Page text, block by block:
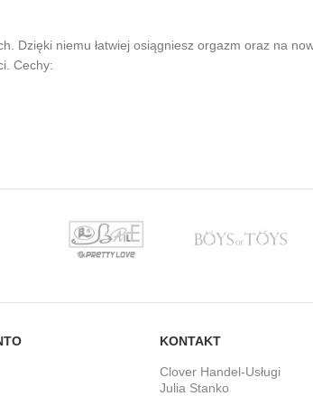
niemu łatwiej osiągniesz orgazm oraz na
Cechy:
KONTAKT
Clover Handel-Usługi
Julia Stanko